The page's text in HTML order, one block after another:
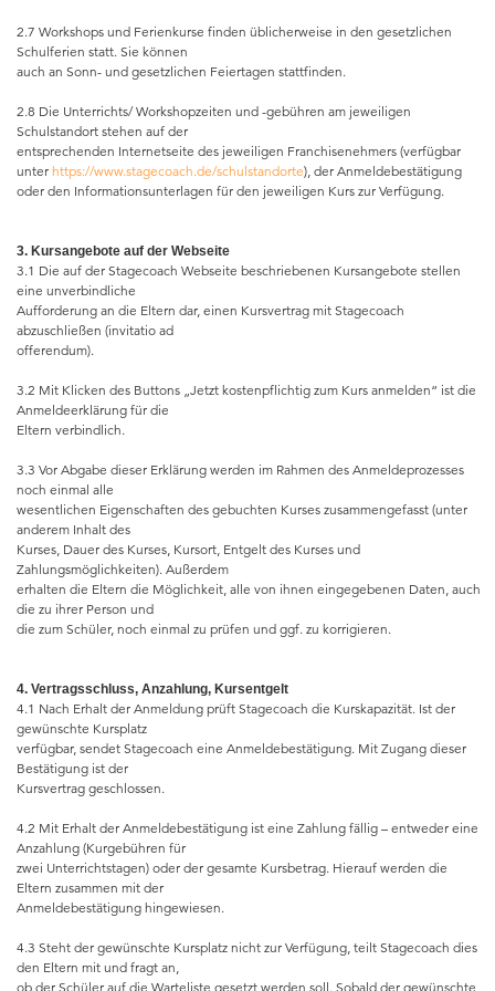
2.7 Workshops und Ferienkurse finden üblicherweise in den gesetzlichen
Schulferien statt. Sie können
auch an Sonn- und gesetzlichen Feiertagen stattfinden.
2.8 Die Unterrichts/ Workshopzeiten und -gebühren am jeweiligen
Schulstandort stehen auf der
entsprechenden Internetseite des jeweiligen Franchisenehmers (verfügbar
unter https://www.stagecoach.de/schulstandorte), der Anmeldebestätigung
oder den Informationsunterlagen für den jeweiligen Kurs zur Verfügung.
3. Kursangebote auf der Webseite
3.1 Die auf der Stagecoach Webseite beschriebenen Kursangebote stellen
eine unverbindliche
Aufforderung an die Eltern dar, einen Kursvertrag mit Stagecoach
abzuschließen (invitatio ad
offerendum).
3.2 Mit Klicken des Buttons „Jetzt kostenpflichtig zum Kurs anmelden“ ist die
Anmeldeerklärung für die
Eltern verbindlich.
3.3 Vor Abgabe dieser Erklärung werden im Rahmen des Anmeldeprozesses
noch einmal alle
wesentlichen Eigenschaften des gebuchten Kurses zusammengefasst (unter
anderem Inhalt des
Kurses, Dauer des Kurses, Kursort, Entgelt des Kurses und
Zahlungsmöglichkeiten). Außerdem
erhalten die Eltern die Möglichkeit, alle von ihnen eingegebenen Daten, auch
die zu ihrer Person und
die zum Schüler, noch einmal zu prüfen und ggf. zu korrigieren.
4. Vertragsschluss, Anzahlung, Kursentgelt
4.1 Nach Erhalt der Anmeldung prüft Stagecoach die Kurskapazität. Ist der
gewünschte Kursplatz
verfügbar, sendet Stagecoach eine Anmeldebestätigung. Mit Zugang dieser
Bestätigung ist der
Kursvertrag geschlossen.
4.2 Mit Erhalt der Anmeldebestätigung ist eine Zahlung fällig – entweder eine
Anzahlung (Kurgebühren für
zwei Unterrichtstagen) oder der gesamte Kursbetrag. Hierauf werden die
Eltern zusammen mit der
Anmeldebestätigung hingewiesen.
4.3 Steht der gewünschte Kursplatz nicht zur Verfügung, teilt Stagecoach dies
den Eltern mit und fragt an,
ob der Schüler auf die Warteliste gesetzt werden soll. Sobald der gewünschte